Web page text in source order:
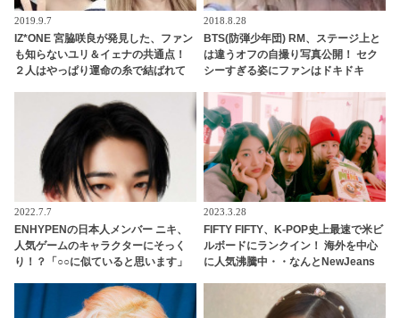
2019.9.7
IZ*ONE 宮脇咲良が発見した、ファン
も知らないユリ＆イェナの共通点！
２人はやっぱり運命の糸で結ばれて
2018.8.28
BTS(防弾少年団) RM、ステージ上と
は違うオフの自撮り写真公開！ セク
シーすぎる姿にファンはドキドキ
2022.7.7
ENHYPENの日本人メンバー ニキ、
人気ゲームのキャラクターにそっく
り！？「○○に似ていると思います」
にもそっくりな見た目にファン大爆
笑「客観的な視点で自分を見てるね
2023.3.28
FIFTY FIFTY、K-POP史上最速で米ビ
ルボードにランクイン！ 海外を中心
に人気沸騰中・・なんとNewJeans
ら豪華な顔ぶれに肩を並べる